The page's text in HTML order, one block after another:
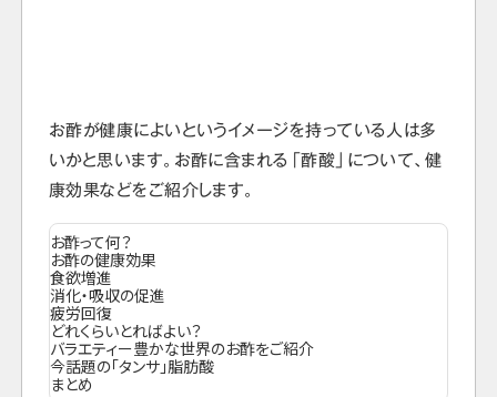
お酢が健康によいというイメージを持っている人は多
いかと思います。お酢に含まれる「酢酸」について、健
康効果などをご紹介します。
お酢って何？
お酢の健康効果
食欲増進
消化・吸収の促進
疲労回復
どれくらいとればよい？
バラエティー豊かな世界のお酢をご紹介
今話題の「タンサ」脂肪酸
まとめ